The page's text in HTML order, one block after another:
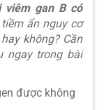
viêm gan B có
ẩn nguy cơ
không? Cần
ngay trong bài